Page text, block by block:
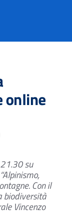
online
su
“Alpinismo,
Con il
biodiversità
Vincenzo